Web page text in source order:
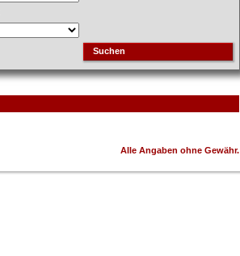
Suchen
Alle Angaben ohne Gewähr.